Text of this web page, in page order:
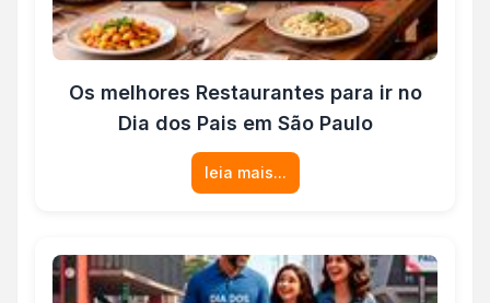
Os melhores Restaurantes para ir no
Dia dos Pais em São Paulo
leia mais...